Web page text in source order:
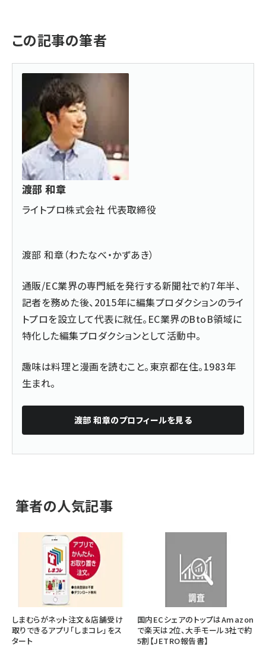
この記事の筆者
渡部 和章
ライトプロ株式会社 代表取締役
渡部 和章（わたなべ・かずあき）
通販/EC業界の専門紙を発行する新聞社で約7年半、
記者を務めた後、2015年に編集プロダクションのライ
トプロを設立して代表に就任。EC業界のBtoB領域に
特化した編集プロダクションとして活動中。
趣味は料理と漫画を読むこと。東京都在住。1983年
生まれ。
渡部 和章のプロフィールを見る
筆者の人気記事
しまむらがネット注文＆店舗受け
取りできるアプリ「しまコレ」をス
タート
国内ECシェアのトップはAmazon
で楽天は2位、大手モール3社で約
5割【JETRO報告書】